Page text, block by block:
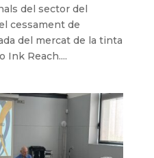
del sector del
cessament de
del mercat de la tinta
Ink Reach....